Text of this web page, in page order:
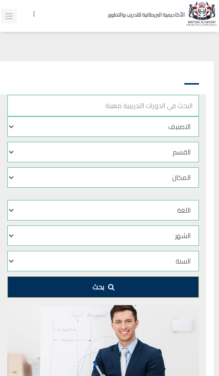
الأكاديمية البريطانية للتدريب والتطوير
بحث